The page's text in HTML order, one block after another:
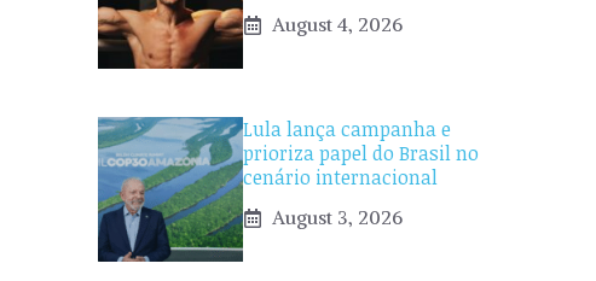
August 4, 2026
Lula lança campanha e
prioriza papel do Brasil no
cenário internacional
August 3, 2026